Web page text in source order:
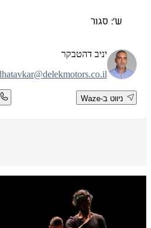
ש': סגור
יניב דהטבקר
y.dhatavkar@delekmotors.co.il
ניווט ב-Waze חיוג